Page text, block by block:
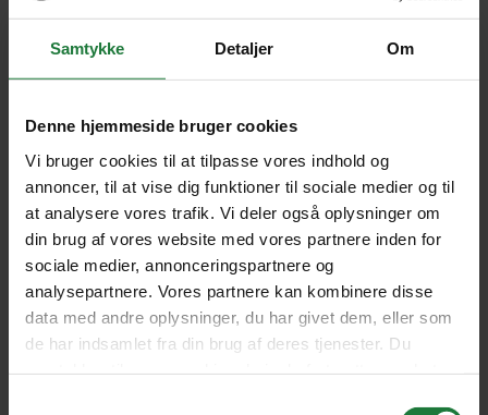
Samtykke Detaljer Om
Denne hjemmeside bruger cookies
Vi bruger cookies til at tilpasse vores indhold og
annoncer, til at vise dig funktioner til sociale medier og til
at analysere vores trafik. Vi deler også oplysninger om
din brug af vores website med vores partnere inden for
sociale medier, annonceringspartnere og
analysepartnere. Vores partnere kan kombinere disse
data med andre oplysninger, du har givet dem, eller som
de har indsamlet fra din brug af deres tjenester. Du
En drømmerejse med fantastiske
som har været sværest for os at rejse
fra igen.
ELSE MARIE IPSEN, FREDERIKSSUND
SE FLERE UDTALELSER HER